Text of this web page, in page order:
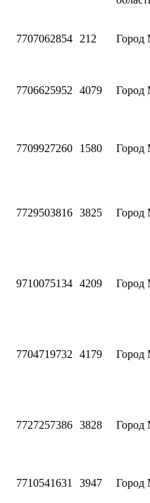
7707062854 212 Город
7706625952 4079 Город
7709927260 1580 Город
7729503816 3825 Город
9710075134 4209 Город
7704719732 4179 Город
7727257386 3828 Город
7710541631 3947 Город